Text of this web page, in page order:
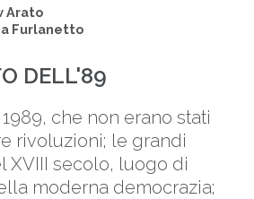
Arato
Furlanetto
DELL'89
che non erano stati
rivoluzioni; le grandi
XVIII secolo, luogo di
moderna democrazia;